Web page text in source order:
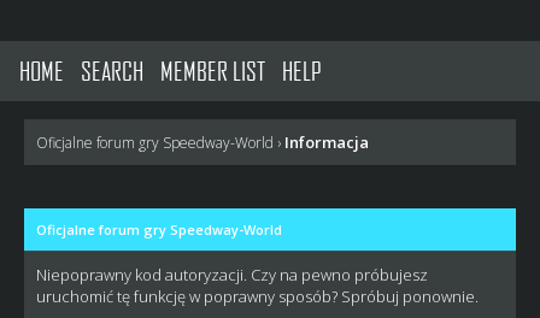
HOME SEARCH MEMBER LIST HELP
Oficjalne forum gry Speedway-World › Informacja
Oficjalne forum gry Speedway-World
Niepoprawny kod autoryzacji. Czy na pewno próbujesz
uruchomić tę funkcję w poprawny sposób? Spróbuj ponownie.